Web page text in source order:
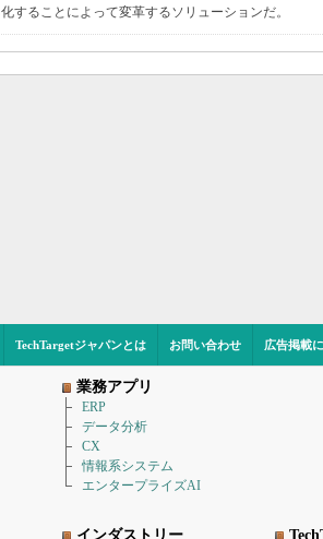
することによって変革するソリューションだ。
TechTargetジャパンとは お問い合わせ 広告掲載
業務アプリ
ERP
データ分析
CX
情報系システム
エンタープライズAI
インダストリー